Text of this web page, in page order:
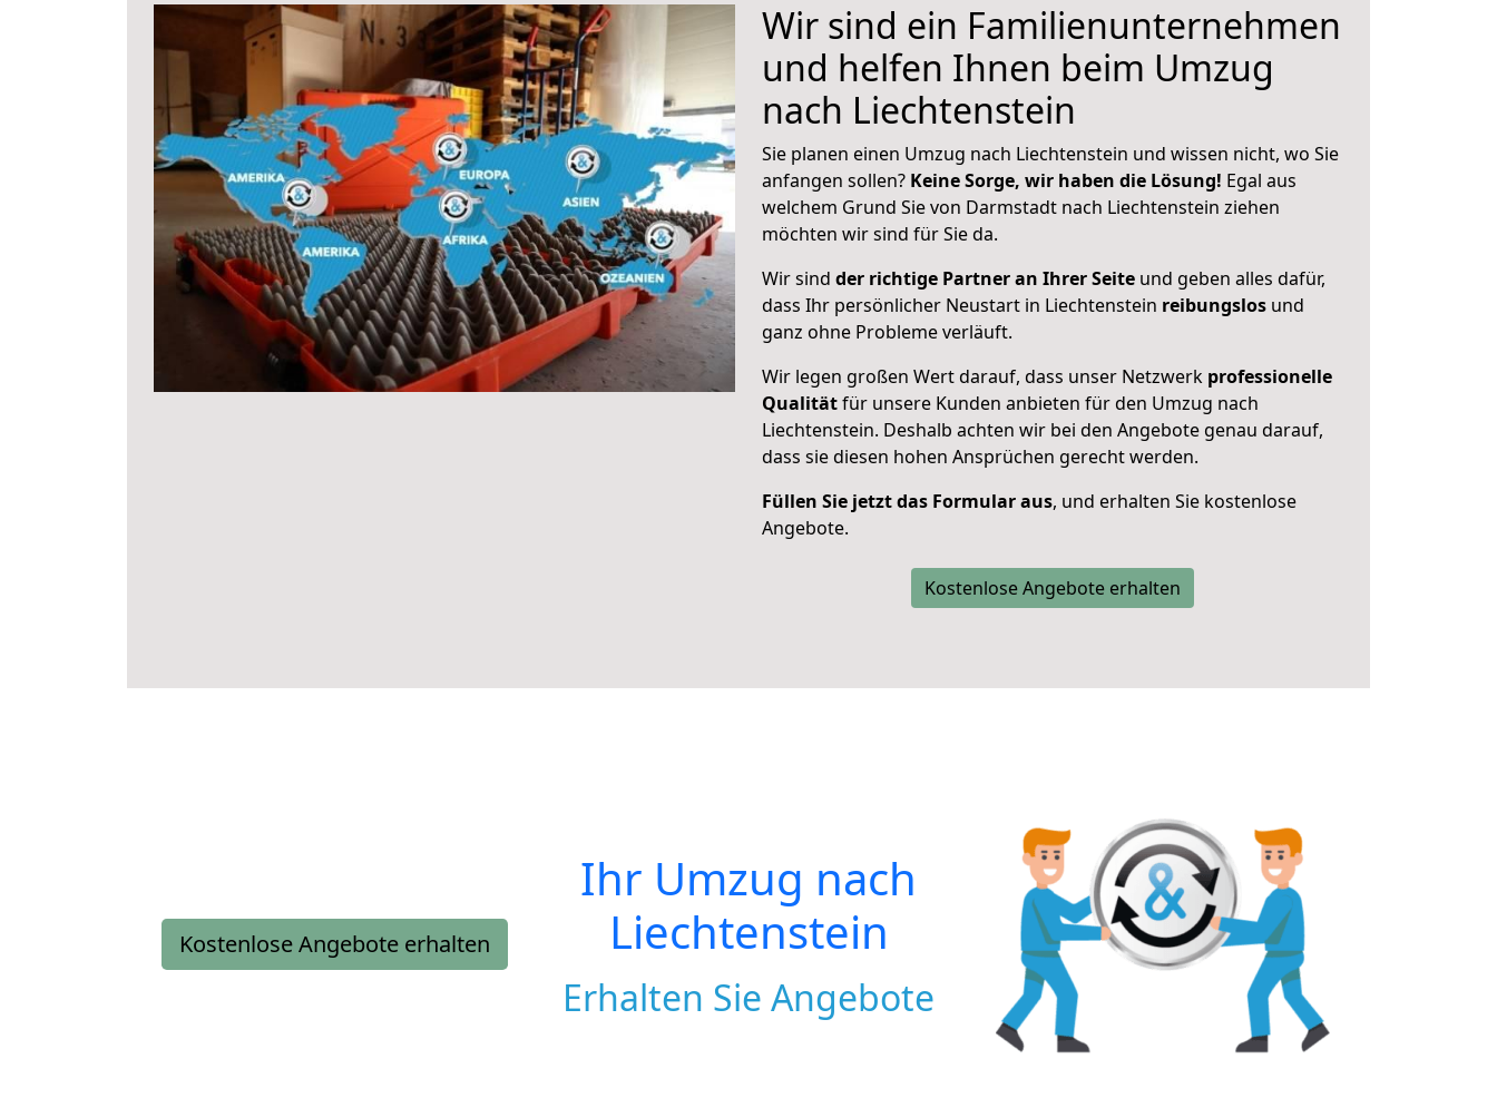
Wir sind ein Familienunternehmen
und helfen Ihnen beim Umzug
nach Liechtenstein
Sie planen einen Umzug nach Liechtenstein und wissen nicht, wo Sie
anfangen sollen? Keine Sorge, wir haben die Lösung! Egal aus
welchem Grund Sie von Darmstadt nach Liechtenstein ziehen
möchten wir sind für Sie da.
Wir sind der richtige Partner an Ihrer Seite und geben alles dafür,
dass Ihr persönlicher Neustart in Liechtenstein reibungslos und
ganz ohne Probleme verläuft.
Wir legen großen Wert darauf, dass unser Netzwerk professionelle
Qualitätfür unsere Kunden anbieten für den Umzug nach
Liechtenstein. Deshalb achten wir bei den Angebote genau darauf,
dass sie diesen hohen Ansprüchen gerecht werden.
Füllen Sie jetzt das Formular aus, und erhalten Sie kostenlose
Angebote.
Kostenlose Angebote erhalten
Kostenlose Angebote erhalten
Ihr Umzug nach
Liechtenstein
Erhalten Sie Angebote